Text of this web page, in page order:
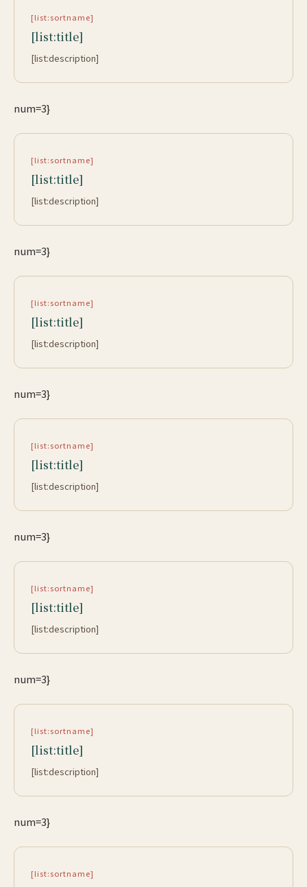
[list:sortname]
[list:title]
[list:description]
num=3}
[list:sortname]
[list:title]
[list:description]
num=3}
[list:sortname]
[list:title]
[list:description]
num=3}
[list:sortname]
[list:title]
[list:description]
num=3}
[list:sortname]
[list:title]
[list:description]
num=3}
[list:sortname]
[list:title]
[list:description]
num=3}
[list:sortname]